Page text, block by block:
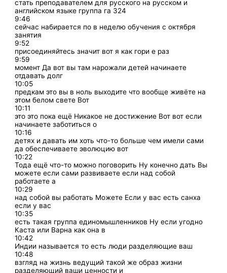
стать преподавателем для русского на русском и
английском языке группа га 324
9:46
сейчас набирается по в неделю обучения с октября
занятия
9:52
присоединяйтесь значит вот я как гори е раз
9:59
момент Да вот вы там нарожали детей начинаете
отдавать долг
10:05
предкам это вы в ноль выходите что вообще живёте на
этом белом свете Вот
10:11
это это пока ещё Никакое не достижение Вот вот если
начинаете заботиться о
10:16
детях и давать им хоть что-то больше чем имели сами
да обеспечиваете эволюцию вот
10:22
Тода ещё что-то можно поговорить Ну конечно дать Вы
можете если сами развиваете если над собой
работаете а
10:29
над собой вы работать Можете Если у вас есть санха
если у вас
10:35
есть такая группа единомышленников Ну если угодно
Каста или Варна как она в
10:42
Индии называется то есть люди разделяющие ваш
10:48
взгляд на жизнь ведущий такой же образ жизни
разделяющий ваши ценности и